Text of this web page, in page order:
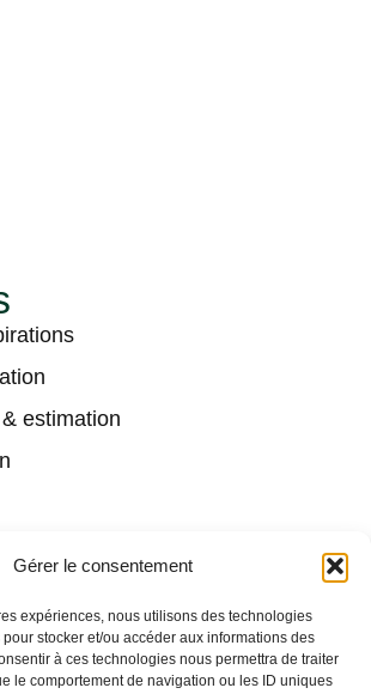
Gérer le consentement
expériences, nous utilisons des technologies
stocker et/ou accéder aux informations des
à ces technologies nous permettra de traiter
le comportement de navigation ou les ID uniques
estimation